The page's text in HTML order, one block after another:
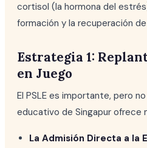
cortisol (la hormona del
formación y la recuperación
Estrategia 1:
en Juego
El PSLE es importante, pero
educativo de Singapur ofrece
La Admisión Directa a la